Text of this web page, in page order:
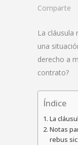
Comparte
La cláusula
una
derecho a
contrato?
Índice
La
Notas
rebus